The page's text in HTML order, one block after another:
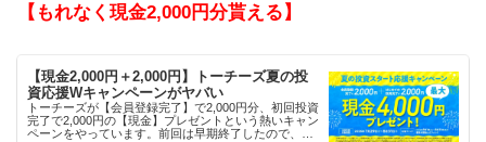
【もれなく現金2,000円分貰える】
【現金2,000円＋2,000円】トーチーズ夏の投
資応援Wキャンペーンがヤバい
トーチーズが【会員登録完了】で2,000円分、初回投資
完了で2,000円の【現金】プレゼントという熱いキャン
ペーンをやっています。前回は早期終了したので、使